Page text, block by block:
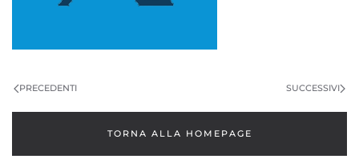
PRECEDENTI SUCCESSIVI
TORNA ALLA HOMEPAGE